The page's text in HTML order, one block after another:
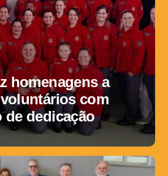
homenagens a
com
de dedicação